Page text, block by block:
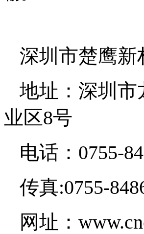
深圳市楚鹰新
地址：深圳市
业区8号
电话：0755-
传真:0755-
网址：